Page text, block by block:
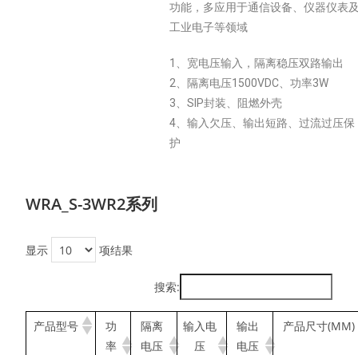
功能，多应用于通信设备、仪器仪表
工业电子等领域
1、宽电压输入，隔离稳压双路输出
2、隔离电压1500VDC、功率3W
3、SIP封装、阻燃外壳
4、输入欠压、输出短路、过流过压保
护
WRA_S-3WR2系列
显示 项结果
搜索:
产品型号
功
率
隔离
电压
输入电
压
输出
电压
产品尺寸(MM)